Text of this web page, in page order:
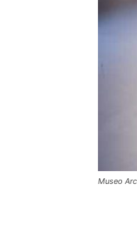
Museo